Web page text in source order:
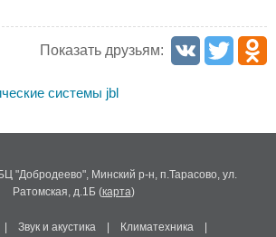
Показать друзьям:
системы jbl
"Добродеево", Минский р-н, п.Тарасово, ул.
Ратомская, д.1Б(карта)
Звук и акустика Климатехника